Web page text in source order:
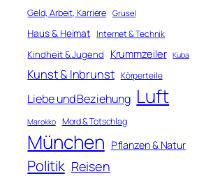
Geld, Arbeit, Karriere Grusel
Haus & Heimat Internet & Technik
Kindheit & Jugend Krummzeiler Kuba
Kunst & Inbrunst Körperteile
Liebe und Beziehung Luft
Marokko Mord & Totschlag
München Pflanzen & Natur
Politik Reisen